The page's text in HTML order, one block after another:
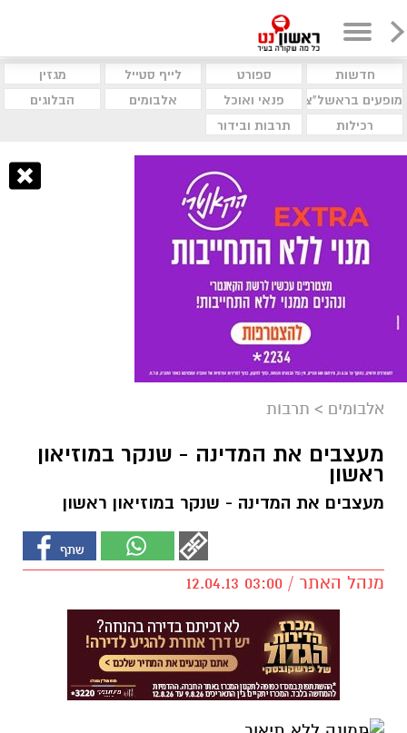
חדשות ספורט לייף סטייל
מגזין
מופעים בראשל"צ
פנאי ואוכל אלבומים
הבלוגים
רכילות
תרבות ובידור
אלבומים > תרבות
מעצבים את המדינה - שנקר במוזיאון
ראשון
מעצבים את המדינה - שנקר במוזיאון ראשון
מנהל האתר / 03:00 12.04.13